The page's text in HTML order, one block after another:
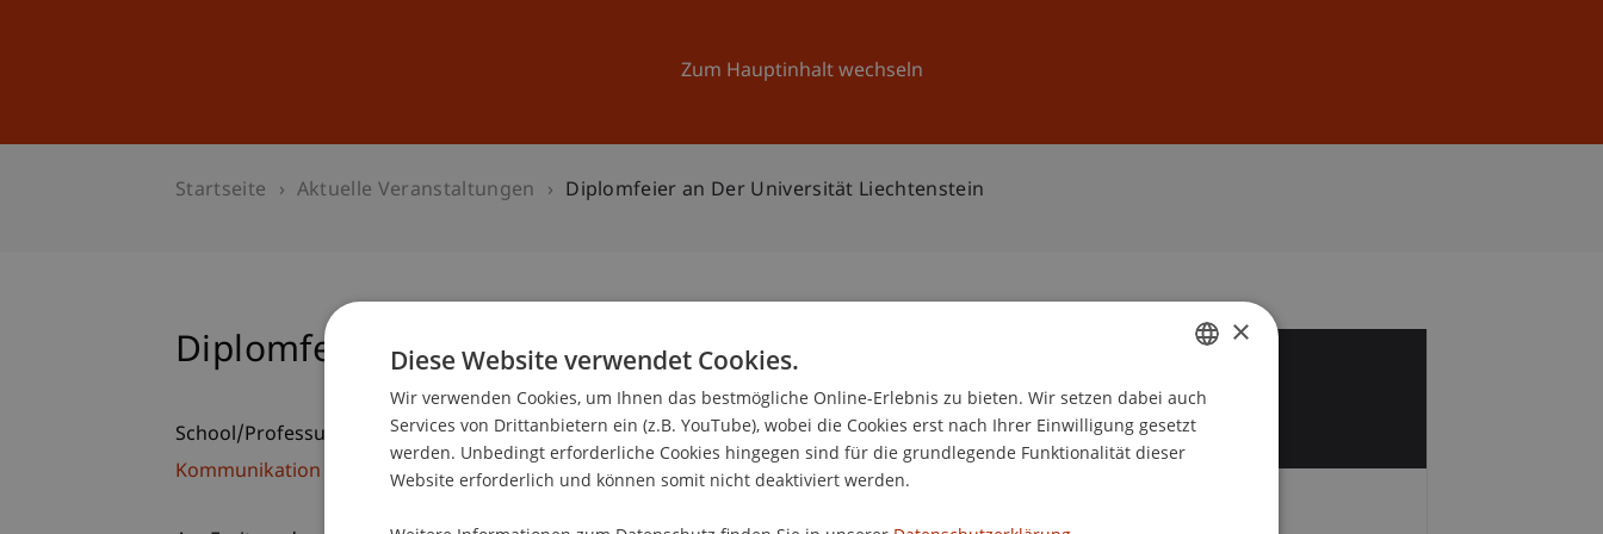
Zum Hauptinhalt wechseln
Universität Aktuelles
Startseite Aktuelle Veranstaltungen Diplomfeier an Der Universität Liechtenstein
Diplomfeier an der Universität Liechtenstein
School/Professur:
Kommunikation und Marketing
25
Sep
GERMAN
ENGLISH
×
Diese Website verwendet Cookies.
Wir verwenden Cookies, um Ihnen das bestmögliche Online-Erlebnis zu bieten. Wir setzen dabei auch
Services von Drittanbietern ein (z.B. YouTube), wobei die Cookies erst nach Ihrer Einwilligung gesetzt
werden. Unbedingt erforderliche Cookies hingegen sind für die grundlegende Funktionalität dieser
Website erforderlich und können somit nicht deaktiviert werden.